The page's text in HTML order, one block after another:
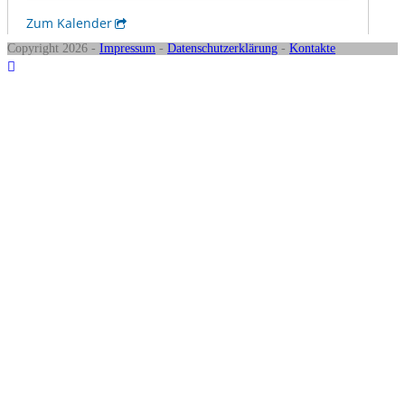
Copyright 2026 - Impressum - Datenschutzerklärung - Kontakte